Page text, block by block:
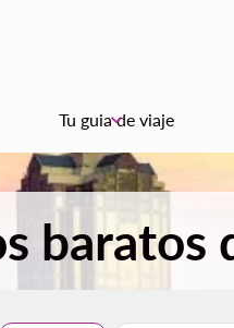
Tu guia de viaje
keyboard_arrow_down
baratos